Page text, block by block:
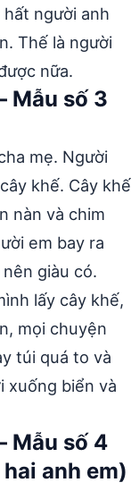
người anh
Thế là người
nữa.
Mẫu số 3
mẹ. Người
khế. Cây khế
nàn và chim
em bay ra
giàu có.
lấy cây khế,
mọi chuyện
túi quá to và
xuống biển và
Mẫu số 4
anh em)